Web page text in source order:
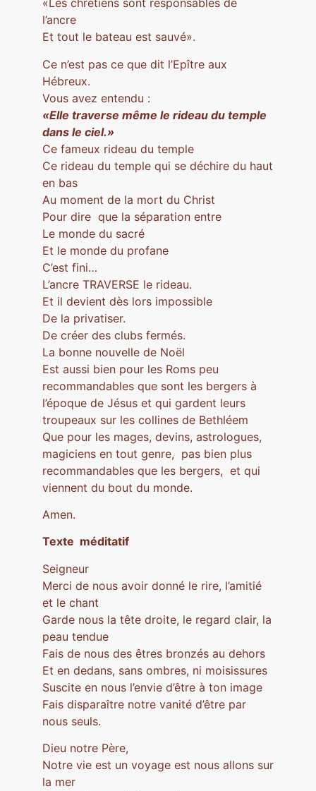
«Les chrétiens sont responsables de
l’ancre
Et tout le bateau est sauvé».
Ce n’est pas ce que dit l’Epître aux
Hébreux.
Vous avez entendu :
«Elle traverse même le rideau du temple
dans le ciel.»
Ce fameux rideau du temple
Ce rideau du temple qui se déchire du haut
en bas
Au moment de la mort du Christ
Pour dire que la séparation entre
Le monde du sacré
Et le monde du profane
C’est fini…
L’ancre TRAVERSE le rideau.
Et il devient dès lors impossible
De la privatiser.
De créer des clubs fermés.
La bonne nouvelle de Noël
Est aussi bien pour les Roms peu
recommandables que sont les bergers à
l’époque de Jésus et qui gardent leurs
troupeaux sur les collines de Bethléem
Que pour les mages, devins, astrologues,
magiciens en tout genre, pas bien plus
recommandables que les bergers, et qui
viennent du bout du monde.
Amen.
Texte méditatif
Seigneur
Merci de nous avoir donné le rire, l’amitié
et le chant
Garde nous la tête droite, le regard clair, la
peau tendue
Fais de nous des êtres bronzés au dehors
Et en dedans, sans ombres, ni moisissures
Suscite en nous l’envie d’être à ton image
Fais disparaître notre vanité d’être par
nous seuls.
Dieu notre Père,
Notre vie est un voyage est nous allons sur
la mer